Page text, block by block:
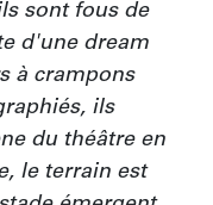
sont fous de
d'une dream
à crampons
ils
du théâtre en
le terrain est